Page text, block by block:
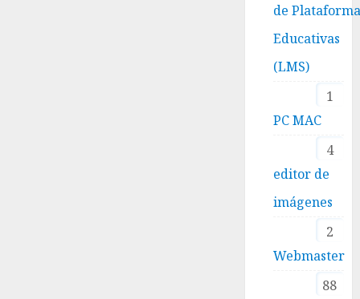
de
Educativas
(LMS)
1
PC MAC
4
editor de
imágenes
2
Webmaster
88